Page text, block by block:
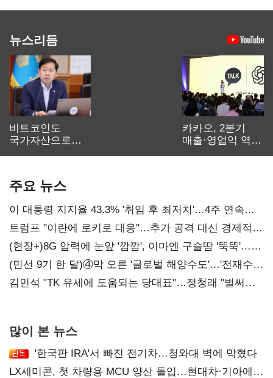
뉴스리듬
비트코인도
국가자산으로…'
카카오, 2분기
매출·영업익 역대
주요 뉴스
이 대통령 지지율 43.3% '취임 후 최저치'…4주 연속
'하락'
트럼프 "이란에 로키로 대응"…추가 공격 대신 경제적
압박 시사
(현장+)8G 압력에 눈앞 '깜깜', 이마엔 구슬땀 '뚝뚝'…
화려한 에어쇼 뒤 땀방울
(민선 9기 한 달)④막 오른 '글로벌 해양수도'…'전재수
리더십' 시험대
김민석 "TK 유세에 도움되는 당대표"…정청래 "벌써
많이 본 뉴스
'한국판 IRA'서 빠진 전기차…청와대 벽에 막혔다
LX세미콘, 첫 차량용 MCU 양산 돌입…현대차·기아에